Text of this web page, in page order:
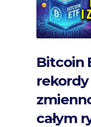
Bitcoin
rekordy
całym